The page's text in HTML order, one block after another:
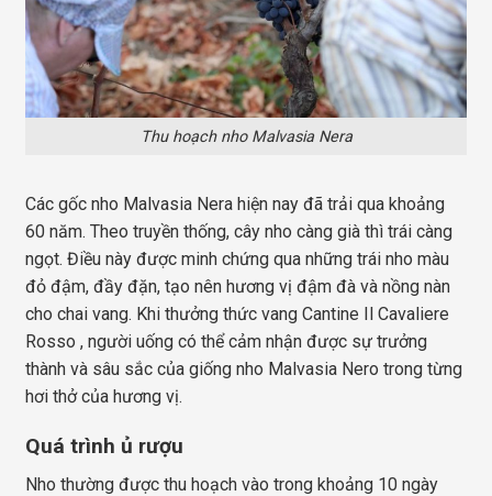
Thu hoạch nho Malvasia Nera
Các gốc nho Malvasia Nera hiện nay đã trải qua khoảng
60 năm. Theo truyền thống, cây nho càng già thì trái càng
ngọt. Điều này được minh chứng qua những trái nho màu
đỏ đậm, đầy đặn, tạo nên hương vị đậm đà và nồng nàn
cho chai vang. Khi thưởng thức vang Cantine Il Cavaliere
Rosso , người uống có thể cảm nhận được sự trưởng
thành và sâu sắc của giống nho Malvasia Nero trong từng
hơi thở của hương vị.
Quá trình ủ rượu
Nho thường được thu hoạch vào trong khoảng 10 ngày